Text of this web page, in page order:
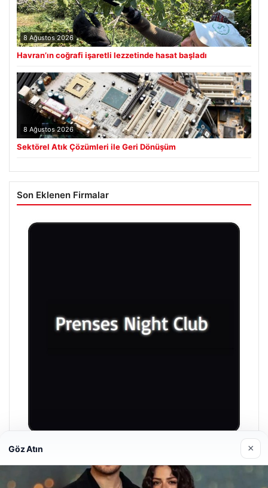
8 Ağustos 2026
Havran’ın coğrafi işaretli lezzetinde hasat başladı
8 Ağustos 2026
Sektörel Atık Çözümleri ile Geri Dönüşüm
Son Eklenen Firmalar
Göz Atın ×